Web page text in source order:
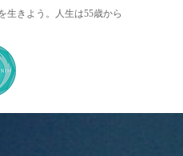
生きよう。人生は55歳から